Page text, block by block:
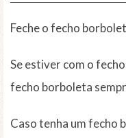
Feche o fecho
Se estiver com o
fecho borboleta
Caso tenha um fecho